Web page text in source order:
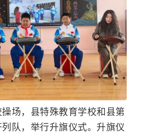
场，县特殊教育学校和县第
队，举行升旗仪式。升旗仪